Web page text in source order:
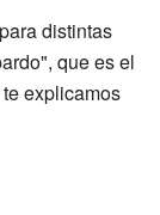
distintas
que es el
explicamos